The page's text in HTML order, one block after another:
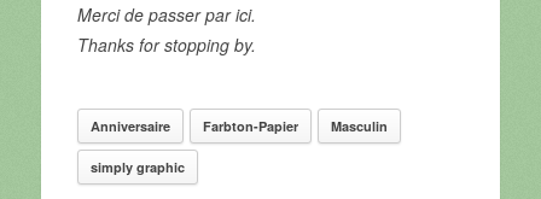
Merci de passer par ici.
Thanks for stopping by.
Anniversaire Farbton-Papier Masculin
simply graphic